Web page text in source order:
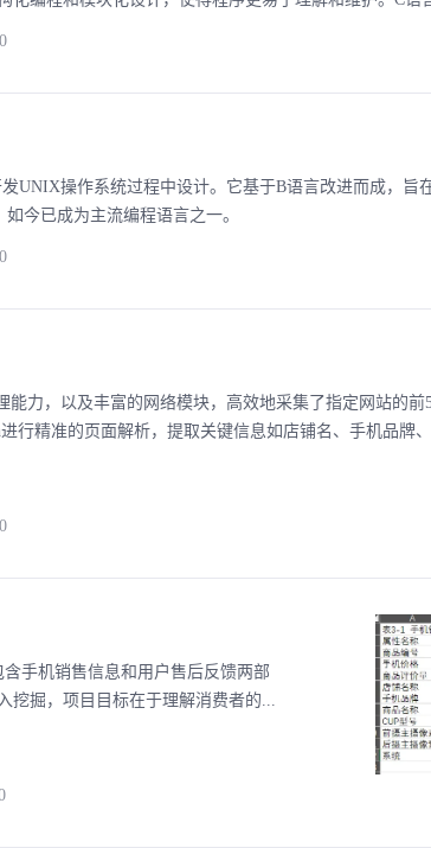
0
UNIX操作系统过程中设计。它基于B语言改进而成，旨
今已成为主流编程语言之一。
0
力，以及丰富的网络模块，高效地采集了指定网站的前
行精准的页面解析，提取关键信息如店铺名、手机品牌
0
手机销售信息和用户售后反馈两部
挖掘，项目目标在于理解消费者的...